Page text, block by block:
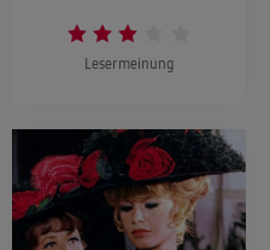
Lesermeinung